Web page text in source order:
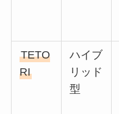
TETO
RI
ハイブ
リッド
型